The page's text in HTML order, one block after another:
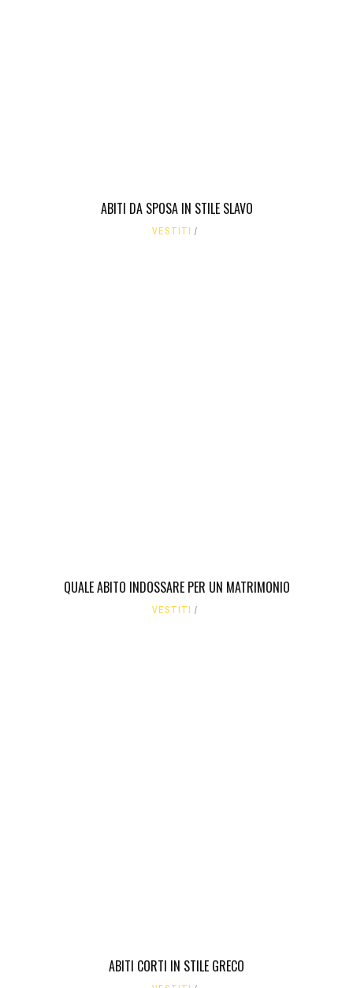
ABITI DA SPOSA IN STILE SLAVO
VESTITI
QUALE ABITO INDOSSARE PER UN MATRIMONIO
VESTITI
ABITI CORTI IN STILE GRECO